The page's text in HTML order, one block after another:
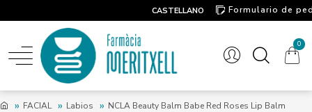
CASTELLANO
Formulario de
0
FACIAL Labios NCLA Beauty Balm Babe Red Roses Lip Balm